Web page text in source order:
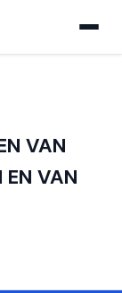
VAN
EN VAN